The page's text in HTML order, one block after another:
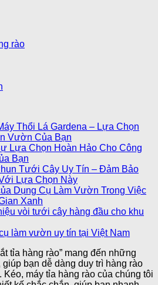
rào
Thổi Lá Gardena – Lựa Chọn
Vườn Của Bạn
Lựa Chọn Hoàn Hảo Cho Công
Bạn
Tưới Cây Uy Tín – Đảm Bảo
Lựa Chọn Này
Dụng Cụ Làm Vườn Trong Việc
Xanh
vòi tưới cây hàng đầu cho khu
làm vườn uy tín tại Việt Nam
tỉa hàng rào” mang đến những
bạn dễ dàng duy trì hàng rào
máy tỉa hàng rào của chúng tôi